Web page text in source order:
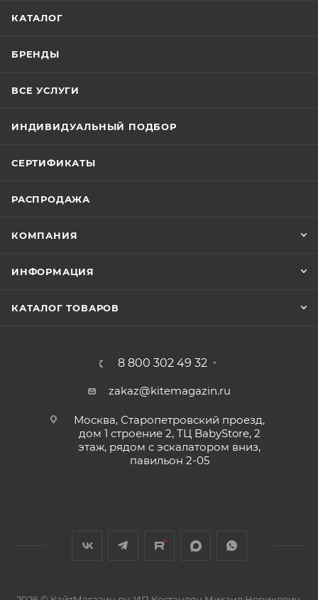
КАТАЛОГ
БРЕНДЫ
ВСЕ УСЛУГИ
ИНДИВИДУАЛЬНЫЙ ПОДБОР
СЕРТИФИКАТЫ
РАСПРОДАЖА
КОМПАНИЯ
ИНФОРМАЦИЯ
КАТАЛОГ ТОВАРОВ
8 800 302 49 32
zakaz@kitemagazin.ru
Москва, Старопетровский проезд,
дом 1 строение 2, ТЦ BabyStore, 2
этаж, рядом с эскалатором вниз,
павильон 2-05